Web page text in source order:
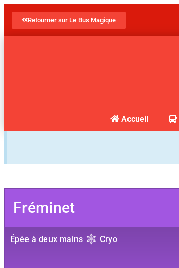
Retourner sur Le Bus Magique
Accueil
Fréminet
Épée à deux mains Cryo